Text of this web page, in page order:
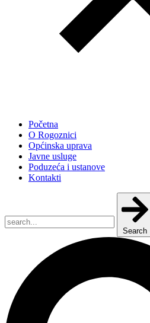
Početna
O Rogoznici
Općinska uprava
Javne usluge
Poduzeća i ustanove
Kontakti
Search